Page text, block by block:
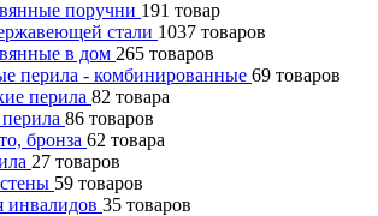
поручни 191 товар
стали 1037 товаров
в дом 265 товаров
перила - комбинированные 69 товаров
перила 82 товара
86 товаров
бронза 62 товара
27 товаров
59 товаров
инвалидов 35 товаров